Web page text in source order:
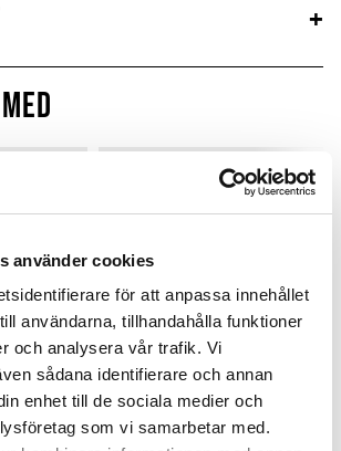
använder cookies
för att anpassa innehållet
användarna, tillhandahålla funktioner
och analysera vår trafik. Vi
sådana identifierare och annan
enhet till de sociala medier och
som vi samarbetar med.
+